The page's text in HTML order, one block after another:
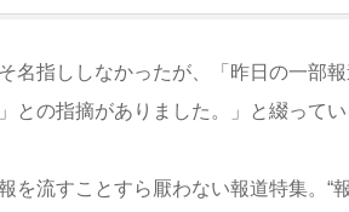
名指ししなかったが、「昨日の一部
との指摘がありました。」と綴って
を流すことすら厭わない報道特集。“